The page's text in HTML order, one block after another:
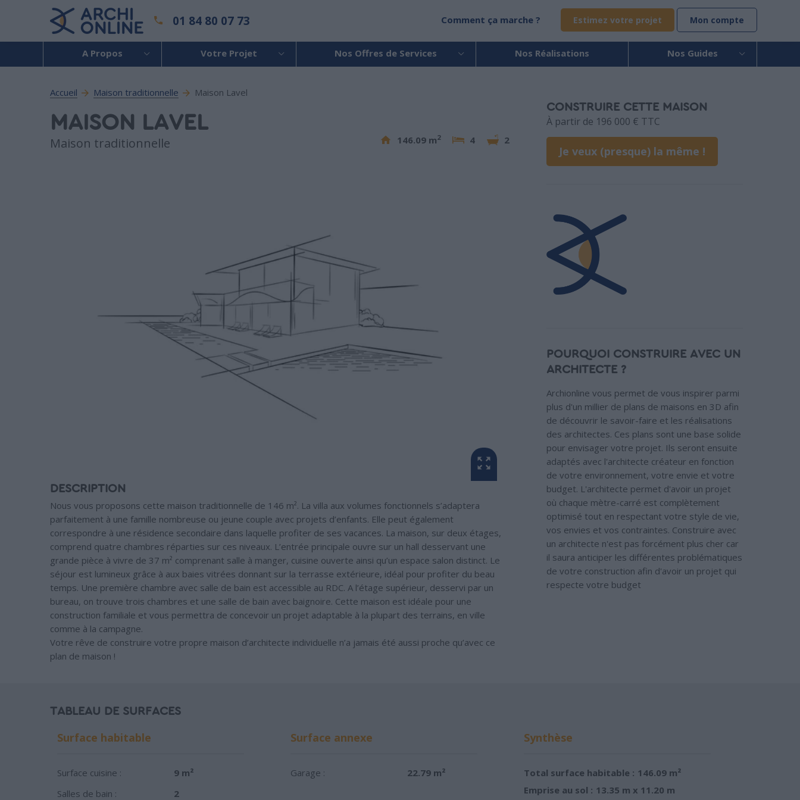
01 84 80 07 73 Comment ça marche ? Estimez votre projet Mon compte
A Propos Votre Projet Nos Offres de Services Nos Réalisations Nos Guides
Accueil Maison traditionnelle Maison Lavel
MAISON LAVEL
Maison traditionnelle 146.09 m2 4 2
DESCRIPTION
Nous vous proposons cette maison traditionnelle de 146 m². La villa aux volumes fonctionnels s’adaptera
parfaitement à une famille nombreuse ou jeune couple avec projets d’enfants. Elle peut également
correspondre à une résidence secondaire dans laquelle profiter de ses vacances. La maison, sur deux étages,
comprend quatre chambres réparties sur ces niveaux. L’entrée principale ouvre sur un hall desservant une
grande pièce à vivre de 37 m² comprenant salle à manger, cuisine ouverte ainsi qu’un espace salon distinct. Le
séjour est lumineux grâce à aux baies vitrées donnant sur la terrasse extérieure, idéal pour profiter du beau
temps. Une première chambre avec salle de bain est accessible au RDC. A l’étage supérieur, desservi par un
bureau, on trouve trois chambres et une salle de bain avec baignoire. Cette maison est idéale pour une
construction familiale et vous permettra de concevoir un projet adaptable à la plupart des terrains, en ville
comme à la campagne.
Votre rêve de construire votre propre maison d’architecte individuelle n’a jamais été aussi proche qu’avec ce
plan de maison !
CONSTRUIRE CETTE MAISON
À partir de 196 000 € TTC
Je veux (presque) la même !
POURQUOI CONSTRUIRE AVEC UN
ARCHITECTE ?
Archionline vous permet de vous inspirer parmi
plus d'un millier de plans de maisons en 3D afin
de découvrir le savoir-faire et les réalisations
des architectes. Ces plans sont une base solide
pour envisager votre projet. Ils seront ensuite
adaptés avec l'architecte créateur en fonction
de votre environnement, votre envie et votre
budget. L'architecte permet d'avoir un projet
où chaque mètre-carré est complètement
optimisé tout en respectant votre style de vie,
vos envies et vos contraintes. Construire avec
un architecte n'est pas forcément plus cher car
il saura anticiper les différentes problématiques
de votre construction afin d'avoir un projet qui
respecte votre budget
TABLEAU DE SURFACES
Surface habitable
Surface cuisine :
9 m²
Salles de bain :
2
Surface annexe
Garage : 22.79 m²
Synthèse
Total surface habitable : 146.09 m²
Emprise au sol : 13.35 m x 11.20 m